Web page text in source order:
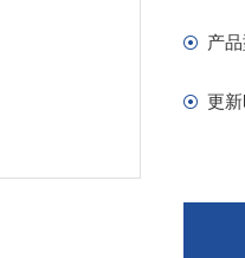
产品
更新